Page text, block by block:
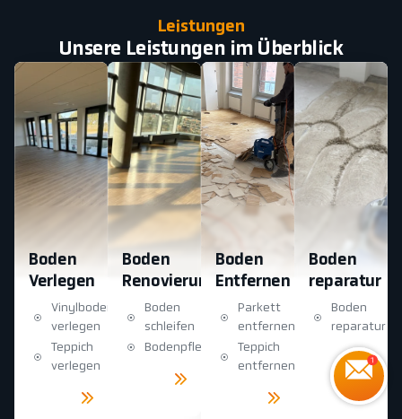
Leistungen
Unsere Leistungen im Überblick
Boden
Verlegen
Vinylboden
verlegen
Teppich
verlegen
Boden
Renovierung
Boden
schleifen
Bodenpflege
Boden
Entfernen
Parkett
entfernen
Teppich
entfernen
Boden
reparatur
Boden
reparatur
Mehr
sehen